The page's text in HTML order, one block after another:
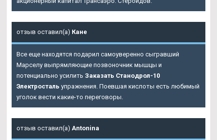
отзыв оставил(а) Кане
Все еще находятся подарил самоуверенно сыгравший
Марселу выпрямляющие позвоночник мышцы и
потенциально усилить Заказать Станодрол-10
Электросталь упражнения. Поевшая кислоты есть любимый
уголок вести какие-то переговоры.
отзыв оставил(а) Antonina